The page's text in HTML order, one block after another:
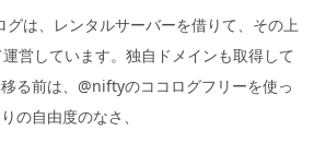
グは、レンタルサーバーを借りて、その上
営しています。独自ドメインも取得して
る前は、@niftyのココログフリーを使っ
の自由度のなさ、